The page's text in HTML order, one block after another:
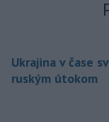
Ukrajina v čase
ruským útokom